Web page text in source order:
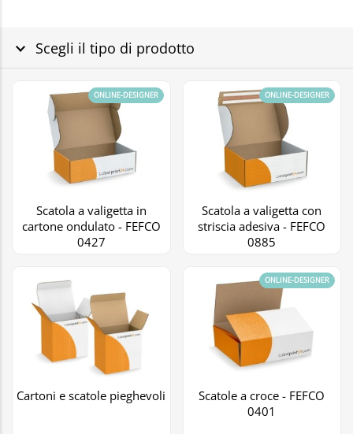
Scegli il tipo di prodotto
Scatola a valigetta in
cartone ondulato - FEFCO
0427
ONLINE-DESIGNER
Scatola a valigetta con
striscia adesiva - FEFCO
0885
ONLINE-DESIGNER
Cartoni e scatole pieghevoli
Scatole a croce - FEFCO
0401
ONLINE-DESIGNER